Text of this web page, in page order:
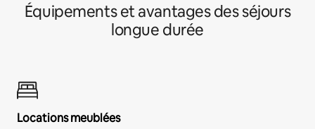
Équipements et avantages des séjours
longue durée
Locations meublées